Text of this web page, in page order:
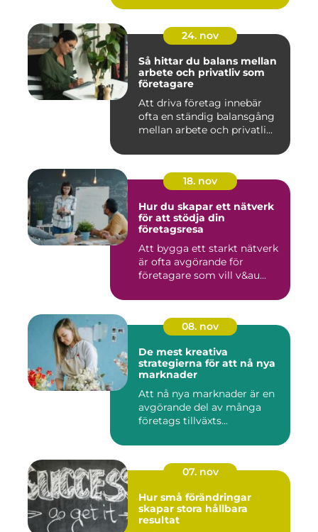
24. nov
Så hittar du balans mellan
arbete och privatliv som
företagare
Att driva företag innebär
ofta en ständig balansgång
mellan arbete och privatli...
18. nov
Hur du skapar ett nätverk
för att stödja din
företagsresa
Att bygga ett starkt nätverk
är ofta avgörande för
företagare som vill v&au...
08. nov
De mest kreativa
strategierna för att nå nya
marknader
Att nå nya marknader är en
avgörande del av många
företags tillväxts...
07. nov
Hur små förändringar
skapar stora hållbara
resultat